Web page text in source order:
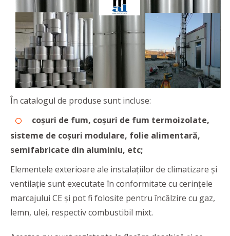
În catalogul de produse sunt incluse:
coșuri de fum, coșuri de fum termoizolate,
sisteme de coșuri modulare, folie alimentară,
semifabricate din aluminiu, etc;
Elementele exterioare ale instalațiilor de climatizare și
ventilație sunt executate în conformitate cu cerințele
marcajului CE și pot fi folosite pentru încălzire cu gaz,
lemn, ulei, respectiv combustibil mixt.